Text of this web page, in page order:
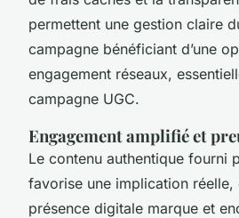
permettent une gestion claire
campagne bénéficiant d’une
engagement réseaux,
campagne UGC.
Engagement amplifié et
Le contenu authentique fourni
favorise une implication réelle,
présence digitale marque et